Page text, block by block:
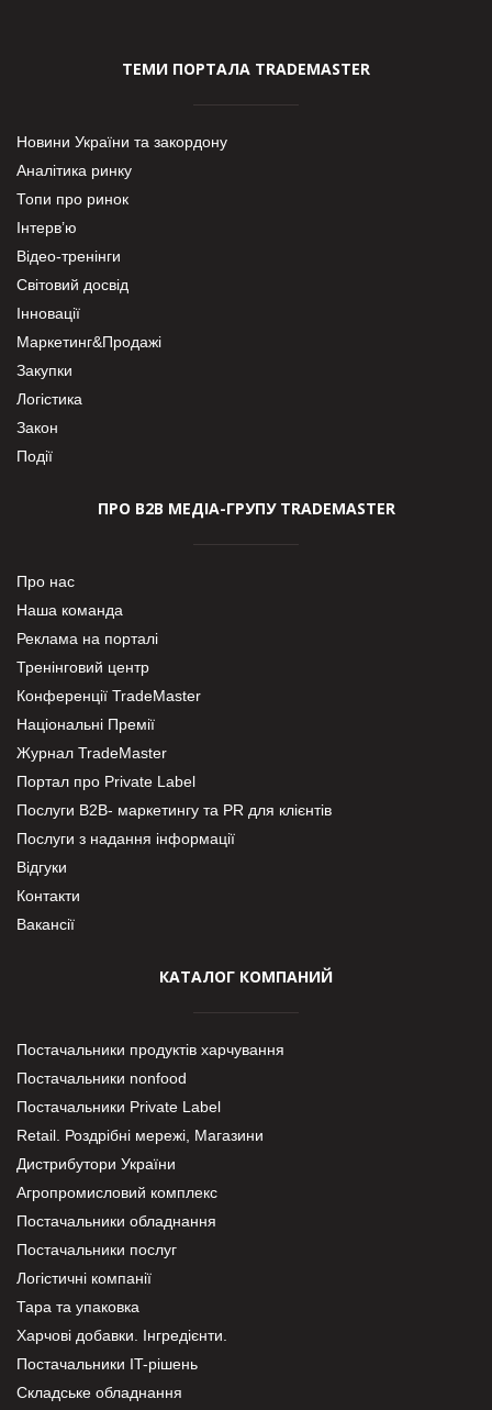
ТЕМИ ПОРТАЛА TRADEMASTER
Новини України та закордону
Аналітика ринку
Топи про ринок
Інтерв’ю
Відео-тренінги
Світовий досвід
Інновації
Маркетинг&Продажі
Закупки
Логістика
Закон
Події
ПРО В2В МЕДІА-ГРУПУ TRADEMASTER
Про нас
Наша команда
Реклама на порталі
Тренінговий центр
Конференції TradeMaster
Національні Премії
Журнал TradeMaster
Портал про Private Label
Послуги В2В- маркетингу та PR для клієнтів
Послуги з надання інформації
Відгуки
Контакти
Вакансії
КАТАЛОГ КОМПАНИЙ
Постачальники продуктів харчування
Постачальники nonfood
Постачальники Private Label
Retail. Роздрібні мережі, Магазини
Дистрибутори України
Агропромисловий комплекс
Постачальники обладнання
Постачальники послуг
Логістичні компанії
Тара та упаковка
Харчові добавки. Інгредієнти.
Постачальники IT-рішень
Складське обладнання